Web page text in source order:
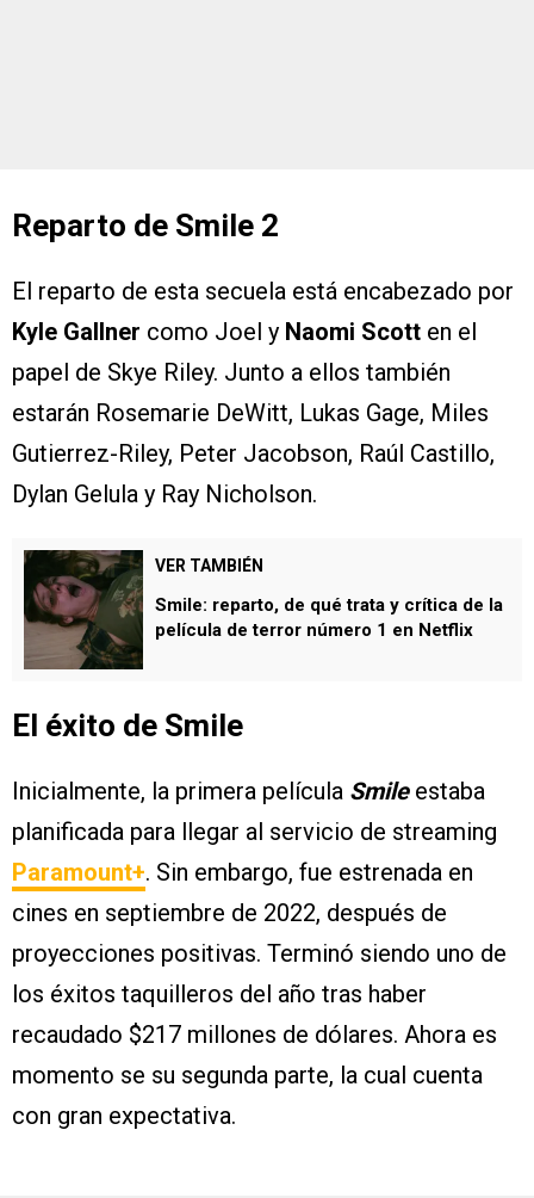
Reparto de Smile 2
El reparto de esta secuela está encabezado por
Kyle Gallner como Joel y Naomi Scott en el
papel de Skye Riley. Junto a ellos también
estarán Rosemarie DeWitt, Lukas Gage, Miles
Gutierrez-Riley, Peter Jacobson, Raúl Castillo,
Dylan Gelula y Ray Nicholson.
VER TAMBIÉN
Smile: reparto, de qué trata y crítica de la
película de terror número 1 en Netflix
El éxito de Smile
Inicialmente, la primera película Smile estaba
planificada para llegar al servicio de streaming
Paramount+. Sin embargo, fue estrenada en
cines en septiembre de 2022, después de
proyecciones positivas. Terminó siendo uno de
los éxitos taquilleros del año tras haber
recaudado $217 millones de dólares. Ahora es
momento se su segunda parte, la cual cuenta
con gran expectativa.